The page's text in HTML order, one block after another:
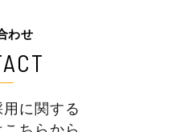
わせ
に関する